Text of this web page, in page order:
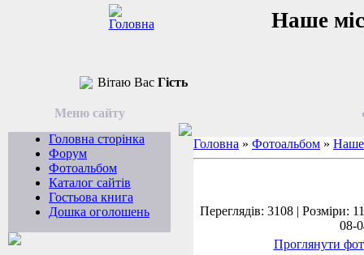
Наше
Вітаю Вас Гість
Меню сайту
Головна сторінка
Форум
Фотоальбом
Каталог сайтів
Гостьова книга
Дошка оголошень
Головна » Фотоальбом » Наше
Переглядів: 3108 | Розміри:
08-
Проглянути